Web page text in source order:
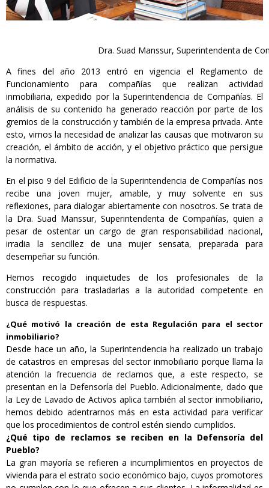
Dra. Suad Manssur, Superintendenta de
A fines del año 2013 entró en vigencia el Reglamento de
Funcionamiento para compañías que realizan actividad
inmobiliaria, expedido por la Superintendencia de Compañías. El
análisis de su contenido ha generado reacción por parte de los
gremios de la construcción y también de la empresa privada. Ante
esto, vimos la necesidad de analizar las causas que motivaron su
creación, el ámbito de acción, y el objetivo práctico que persigue
la normativa.
En el piso 9 del Edificio de la Superintendencia de Compañías nos
recibe una joven mujer, amable, y muy solvente en sus
reflexiones, para dialogar abiertamente con nosotros. Se trata de
la Dra. Suad Manssur, Superintendenta de Compañías, quien a
pesar de ostentar un cargo de gran responsabilidad nacional,
irradia la sencillez de una mujer sensata, preparada para
desempeñar su función.
Hemos recogido inquietudes de los profesionales de la
construcción para trasladarlas a la autoridad competente en
busca de respuestas.
¿Qué motivó la creación de esta Regulación para el sector
inmobiliario?
Desde hace un año, la Superintendencia ha realizado un trabajo
de catastros en empresas del sector inmobiliario porque llama la
atención la frecuencia de reclamos que, a este respecto, se
presentan en la Defensoría del Pueblo. Adicionalmente, dado que
la Ley de Lavado de Activos aplica también al sector inmobiliario,
hemos debido adentrarnos más en esta actividad para verificar
que los procedimientos de control estén siendo cumplidos.
¿Qué tipo de reclamos se reciben en la Defensoría del
Pueblo?
La gran mayoría se refieren a incumplimientos en proyectos de
vivienda para el estrato socio económico bajo, cuyos promotores